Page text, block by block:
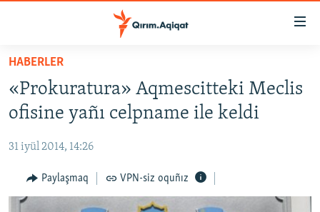
Esas
qaytmaq
Baş
navigatsiyağa
qaytmaq
qaytmaq
HABERLER
SİYASET
İQTİSADİYAT
CEMİYET
MEDENİYET
İNSAN AQLARI
HABERLER
«Prokuratura» Aqmescitteki Meclis
ofisine yañı celpname ile keldi
31 iyül 2014, 14:26
Paylaşmaq VPN-siz oquñız